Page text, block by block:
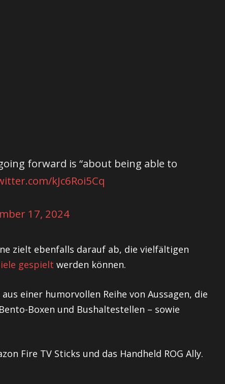
forward is “about being able to
kJc6Roi5Cq
17, 2024
zielt ebenfalls darauf ab, die vielfältigen
gespielt werden können.
einer humorvollen Reihe von Aussagen, die
Boxen und Bushaltestellen – sowie
Fire TV Sticks und das Handheld ROG Ally.